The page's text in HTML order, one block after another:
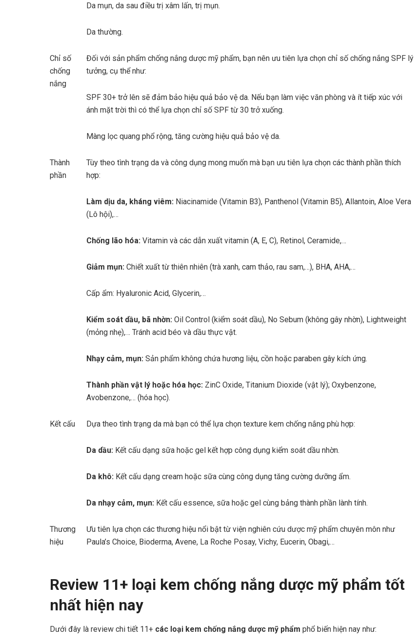
Da mụn, da sau điều trị xâm lấn, trị mụn.
Da thường.
Chỉ số
chống
nắng
Đối với sản phẩm chống nắng dược mỹ phẩm, bạn nên ưu tiên lựa chọn chỉ số chống nắng SPF lý
tưởng, cụ thể như:
SPF 30+ trở lên sẽ đảm bảo hiệu quả bảo vệ da. Nếu bạn làm việc văn phòng và ít tiếp xúc với
ánh mặt trời thì có thể lựa chọn chỉ số SPF từ 30 trở xuống.
Màng lọc quang phổ rộng, tăng cường hiệu quả bảo vệ da.
Thành
phần
Tùy theo tình trạng da và công dụng mong muốn mà bạn ưu tiên lựa chọn các thành phần thích
hợp:
Làm dịu da, kháng viêm: Niacinamide (Vitamin B3), Panthenol (Vitamin B5), Allantoin, Aloe Vera
(Lô hội),…
Chống lão hóa: Vitamin và các dẫn xuất vitamin (A, E, C), Retinol, Ceramide,…
Giảm mụn: Chiết xuất từ thiên nhiên (trà xanh, cam thảo, rau sam,…), BHA, AHA,…
Cấp ẩm: Hyaluronic Acid, Glycerin,…
Kiểm soát dầu, bã nhờn: Oil Control (kiểm soát dầu), No Sebum (không gây nhờn), Lightweight
(mỏng nhẹ),… Tránh acid béo và dầu thực vật.
Nhạy cảm, mụn: Sản phẩm không chứa hương liệu, cồn hoặc paraben gây kích ứng.
Thành phần vật lý hoặc hóa học: ZinC Oxide, Titanium Dioxide (vật lý); Oxybenzone,
Avobenzone,… (hóa học).
Kết cấu Dựa theo tình trạng da mà bạn có thể lựa chọn texture kem chống nắng phù hợp:
Da dầu: Kết cấu dạng sữa hoặc gel kết hợp công dụng kiểm soát dầu nhờn.
Da khô: Kết cấu dạng cream hoặc sữa cùng công dụng tăng cường dưỡng ẩm.
Da nhạy cảm, mụn: Kết cấu essence, sữa hoặc gel cùng bảng thành phần lành tính.
Thương
hiệu
Ưu tiên lựa chọn các thương hiệu nổi bật từ viện nghiên cứu dược mỹ phẩm chuyên môn như
Paula’s Choice, Bioderma, Avene, La Roche Posay, Vichy, Eucerin, Obagi,…
Review 11+ loại kem chống nắng dược mỹ phẩm tốt
nhất hiện nay
Dưới đây là review chi tiết 11+ các loại kem chống nắng dược mỹ phẩm phổ biến hiện nay như: